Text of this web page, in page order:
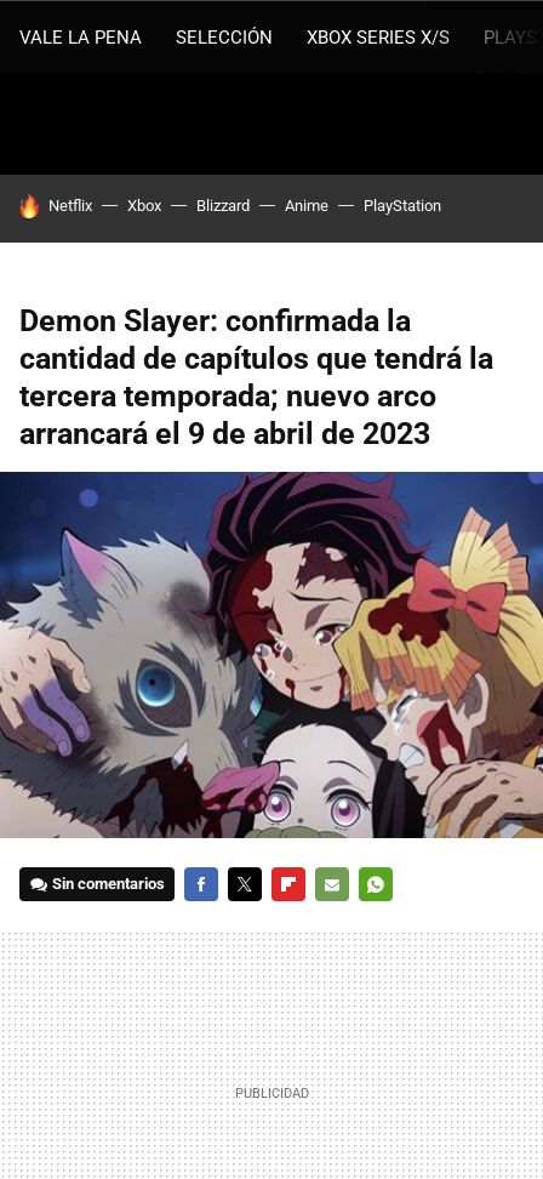
VALE LA PENA SELECCIÓN XBOX SERIES X/S
HOY SE HABLA DE
Netflix Xbox Blizzard Anime PlayStation
Demon Slayer: confirmada la
cantidad de capítulos que tendrá la
tercera temporada; nuevo arco
arrancará el 9 de abril de 2023
Sin comentarios
MAIL